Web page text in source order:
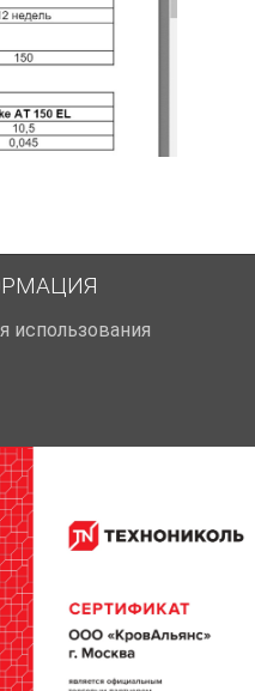
использования